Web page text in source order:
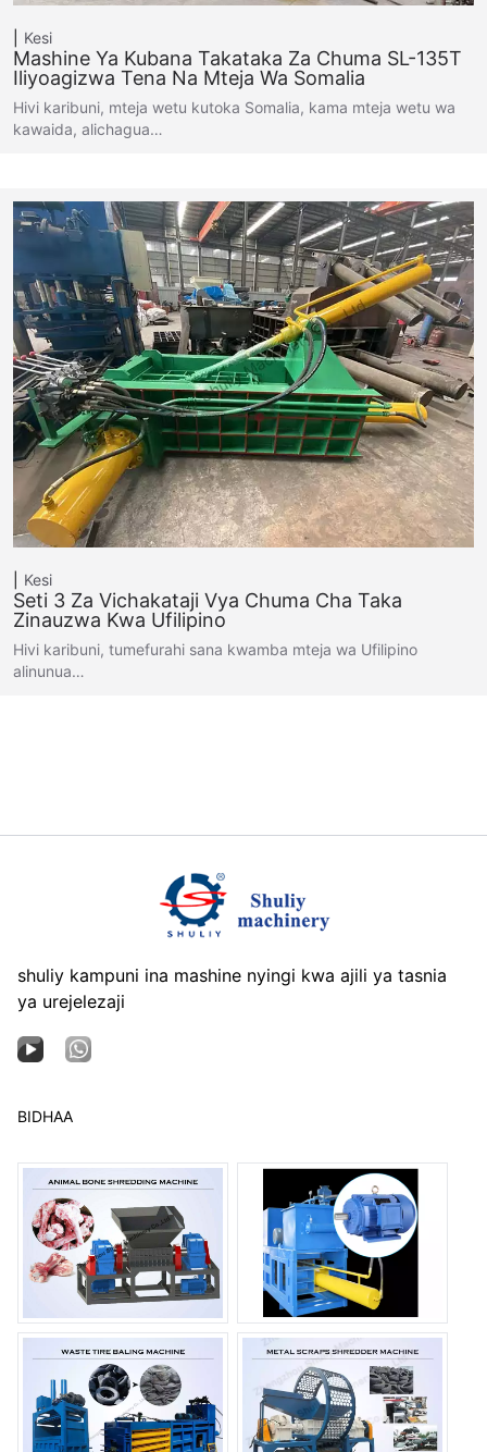
Kesi
Mashine Ya Kubana Takataka Za Chuma SL-135T
Iliyoagizwa Tena Na Mteja Wa Somalia
Hivi karibuni, mteja wetu kutoka Somalia, kama mteja wetu wa
kawaida, alichagua…
Kesi
Seti 3 Za Vichakataji Vya Chuma Cha Taka
Zinauzwa Kwa Ufilipino
Hivi karibuni, tumefurahi sana kwamba mteja wa Ufilipino
alinunua…
shuliy kampuni ina mashine nyingi kwa ajili ya tasnia
ya urejelezaji
BIDHAA